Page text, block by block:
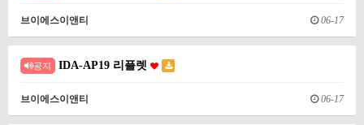
브이에스이앤티 06-17
공지 IDA-AP19 리플렛
브이에스이앤티 06-17